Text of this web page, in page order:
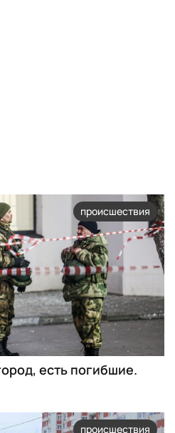
происшествия
есть погибшие.
происшествия